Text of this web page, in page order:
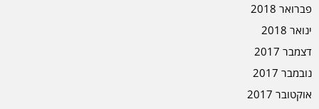
פברואר 2018
ינואר 2018
דצמבר 2017
נובמבר 2017
אוקטובר 2017